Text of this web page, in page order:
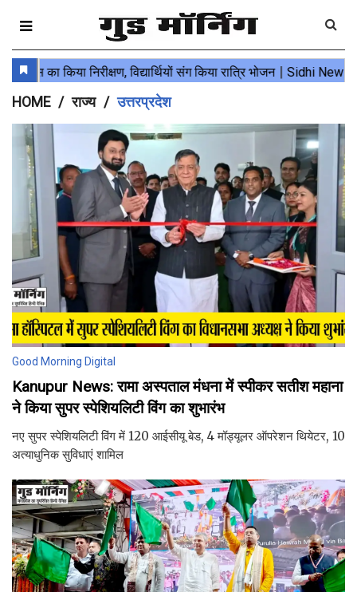
HOME राज्य उत्तरप्रदेश
Good Morning Digital
Kanupur News: रामा अस्पताल मंधना में स्पीकर सतीश महाना
ने किया सुपर स्पेशियलिटी विंग का शुभारंभ
नए सुपर स्पेशियलिटी विंग में 120 आईसीयू बेड, 4 मॉड्यूलर ऑपरेशन थियेटर, 10
अत्याधुनिक सुविधाएं शामिल